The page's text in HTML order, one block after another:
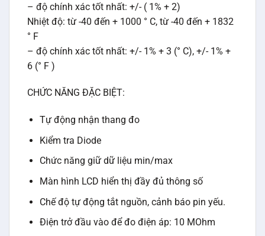
– độ chính xác tốt nhất: +/- ( 1% + 2)
Nhiệt độ: từ -40 đến + 1000 ° C, từ -40 đến + 1832
° F
– độ chính xác tốt nhất: +/- 1% + 3 (° C), +/- 1% +
6 (° F )
CHỨC NĂNG ĐẶC BIỆT:
Tự động nhận thang đo
Kiểm tra Diode
Chức năng giữ dữ liệu min/max
Màn hình LCD hiển thị đầy đủ thông số
Chế độ tự động tắt nguồn, cảnh báo pin yếu.
Điện trở đầu vào để đo điện áp: 10 MOhm